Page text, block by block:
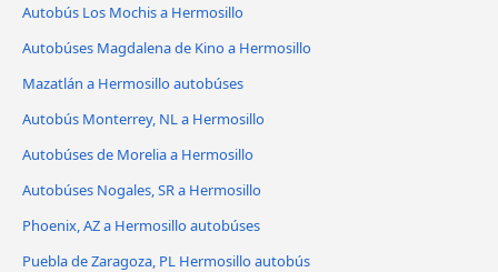
Autobús Los Mochis a Hermosillo
Autobúses Magdalena de Kino a Hermosillo
Mazatlán a Hermosillo autobúses
Autobús Monterrey, NL a Hermosillo
Autobúses de Morelia a Hermosillo
Autobúses Nogales, SR a Hermosillo
Phoenix, AZ a Hermosillo autobúses
Puebla de Zaragoza, PL Hermosillo autobús